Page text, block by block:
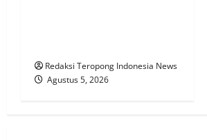
Redaksi Teropong Indonesia News
Agustus 5, 2026